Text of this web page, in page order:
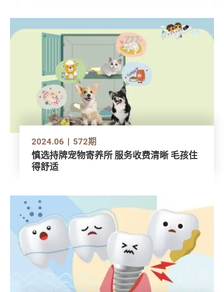
2024.06 572期
慎选持牌宠物寄养所 服务收费清晰 毛孩住
得舒适